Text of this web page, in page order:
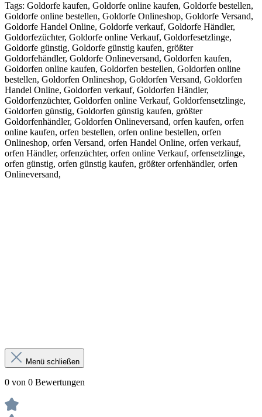
Tags: Goldorfe kaufen, Goldorfe online kaufen, Goldorfe bestellen,
Goldorfe online bestellen, Goldorfe Onlineshop, Goldorfe Versand,
Goldorfe Handel Online, Goldorfe verkauf, Goldorfe Händler,
Goldorfezüchter, Goldorfe online Verkauf, Goldorfesetzlinge,
Goldorfe günstig, Goldorfe günstig kaufen, größter
Goldorfehändler, Goldorfe Onlineversand, Goldorfen kaufen,
Goldorfen online kaufen, Goldorfen bestellen, Goldorfen online
bestellen, Goldorfen Onlineshop, Goldorfen Versand, Goldorfen
Handel Online, Goldorfen verkauf, Goldorfen Händler,
Goldorfenzüchter, Goldorfen online Verkauf, Goldorfensetzlinge,
Goldorfen günstig, Goldorfen günstig kaufen, größter
Goldorfenhändler, Goldorfen Onlineversand, orfen kaufen, orfen
online kaufen, orfen bestellen, orfen online bestellen, orfen
Onlineshop, orfen Versand, orfen Handel Online, orfen verkauf,
orfen Händler, orfenzüchter, orfen online Verkauf, orfensetzlinge,
orfen günstig, orfen günstig kaufen, größter orfenhändler, orfen
Onlineversand,
Menü schließen
0 von 0 Bewertungen